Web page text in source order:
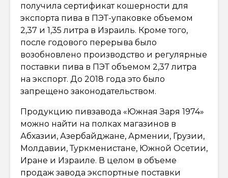
получила сертификат кошерности для
экспорта пива в ПЭТ-упаковке объемом
2,37 и 1,35 литра в Израиль. Кроме того,
после годового перерыва было
возобновлено производство и регулярные
поставки пива в ПЭТ объемом 2,37 литра
на экспорт. До 2018 года это было
запрещено законодательством.
Продукцию пивзавода «Южная Заря 1974»
можно найти на полках магазинов в
Абхазии, Азербайджане, Армении, Грузии,
Молдавии, Туркменистане, Южной Осетии,
Иране и Израиле. В целом в объеме
продаж завода экспортные поставки